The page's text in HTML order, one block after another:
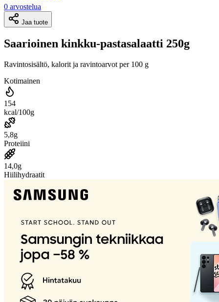
0 arvostelua
Jaa tuote
Saarioinen kinkku-pastasalaatti 250g
Ravintosisältö, kalorit ja ravintoarvot per 100 g
Kotimainen
154
kcal/100g
5,8g
Proteiini
14,0g
Hiilihydraatit